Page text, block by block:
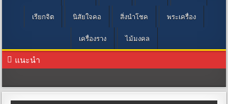
เรียกจิต นิสัยใจคอ สิ่งนำโชค พระเครื่อง
เครื่องราง ไม้มงคล
แนะนำ